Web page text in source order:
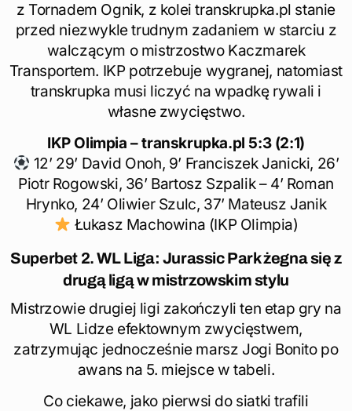
z Tornadem Ognik, z kolei transkrupka.pl stanie
przed niezwykle trudnym zadaniem w starciu z
walczącym o mistrzostwo Kaczmarek
Transportem. IKP potrzebuje wygranej, natomiast
transkrupka musi liczyć na wpadkę rywali i
własne zwycięstwo.
IKP Olimpia – transkrupka.pl 5:3 (2:1)
12’ 29’ David Onoh, 9’ Franciszek Janicki, 26’
Piotr Rogowski, 36’ Bartosz Szpalik – 4’ Roman
Hrynko, 24’ Oliwier Szulc, 37’ Mateusz Janik
Łukasz Machowina (IKP Olimpia)
Superbet 2. WL Liga: Jurassic Park żegna się z
drugą ligą w mistrzowskim stylu
Mistrzowie drugiej ligi zakończyli ten etap gry na
WL Lidze efektownym zwycięstwem,
zatrzymując jednocześnie marsz Jogi Bonito po
awans na 5. miejsce w tabeli.
Co ciekawe, jako pierwsi do siatki trafili